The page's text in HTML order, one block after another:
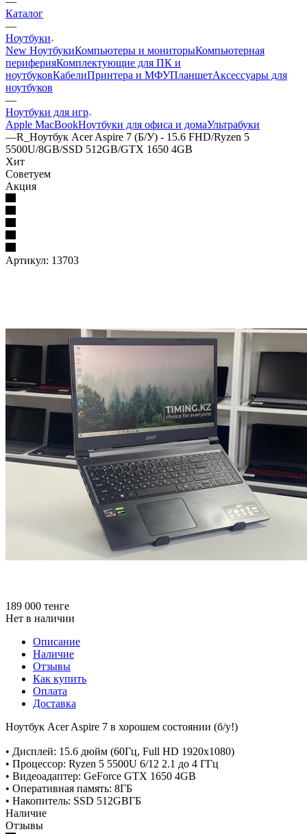
Каталог
—
Ноутбуки
New НоутбукиКомпьютеры и мониторыКомпьютерная
периферияКомплектующие для ПК и
ноутбуковКабелиПринтера и МФУПланшетАксессуары для
ноутбуков
—
Ноутбуки для игр
Apple MacBookНоутбуки для офиса и домаУльтрабуки
—R_Ноутбук Acer Aspire 7 (Б/У) - 15.6 FHD/Ryzen 5
5500U/8GB/SSD 512GB/GTX 1650 4GB
Хит
Советуем
Акция
Артикул: 13703
189 000 тенге
Нет в наличии
Описание
Наличие
Отзывы
Как купить
Оплата
Доставка
Ноутбук Acer Aspire 7 в хорошем состоянии (б/у!)
• Дисплей: 15.6 дюйм (60Гц, Full HD 1920x1080)
• Процессор: Ryzen 5 5500U 6/12 2.1 до 4 ГГц
• Видеоадаптер: GeForce GTX 1650 4GB
• Оперативная память: 8ГБ
• Накопитель: SSD 512GBГБ
Наличие
Отзывы